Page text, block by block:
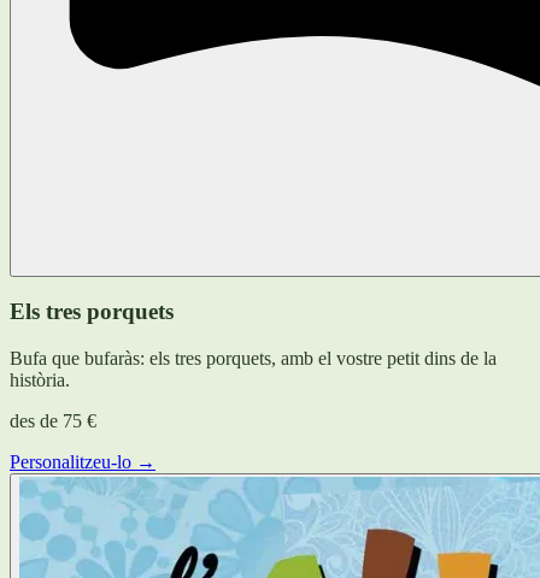
Els tres porquets
Bufa que bufaràs: els tres porquets, amb el vostre petit dins de la
història.
des de 75 €
Personalitzeu-lo →